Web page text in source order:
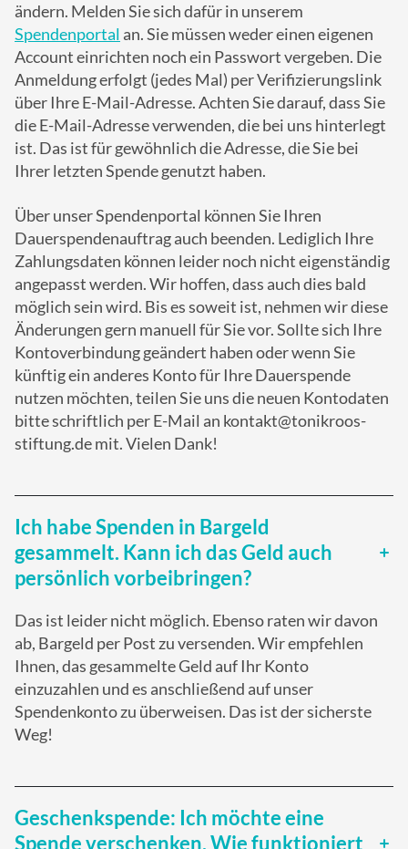
ändern. Melden Sie sich dafür in unserem
Spendenportal an. Sie müssen weder einen eigenen
Account einrichten noch ein Passwort vergeben. Die
Anmeldung erfolgt (jedes Mal) per Verifizierungslink
über Ihre E-Mail-Adresse. Achten Sie darauf, dass Sie
die E-Mail-Adresse verwenden, die bei uns hinterlegt
ist. Das ist für gewöhnlich die Adresse, die Sie bei
Ihrer letzten Spende genutzt haben.
Über unser Spendenportal können Sie Ihren
Dauerspendenauftrag auch beenden. Lediglich Ihre
Zahlungsdaten können leider noch nicht eigenständig
angepasst werden. Wir hoffen, dass auch dies bald
möglich sein wird. Bis es soweit ist, nehmen wir diese
Änderungen gern manuell für Sie vor. Sollte sich Ihre
Kontoverbindung geändert haben oder wenn Sie
künftig ein anderes Konto für Ihre Dauerspende
nutzen möchten, teilen Sie uns die neuen Kontodaten
bitte schriftlich per E-Mail an kontakt@tonikroos-
stiftung.de mit. Vielen Dank!
Ich habe Spenden in Bargeld
gesammelt. Kann ich das Geld auch
persönlich vorbeibringen?
Das ist leider nicht möglich. Ebenso raten wir davon
ab, Bargeld per Post zu versenden. Wir empfehlen
Ihnen, das gesammelte Geld auf Ihr Konto
einzuzahlen und es anschließend auf unser
Spendenkonto zu überweisen. Das ist der sicherste
Weg!
Geschenkspende: Ich möchte eine
Spende verschenken. Wie funktioniert